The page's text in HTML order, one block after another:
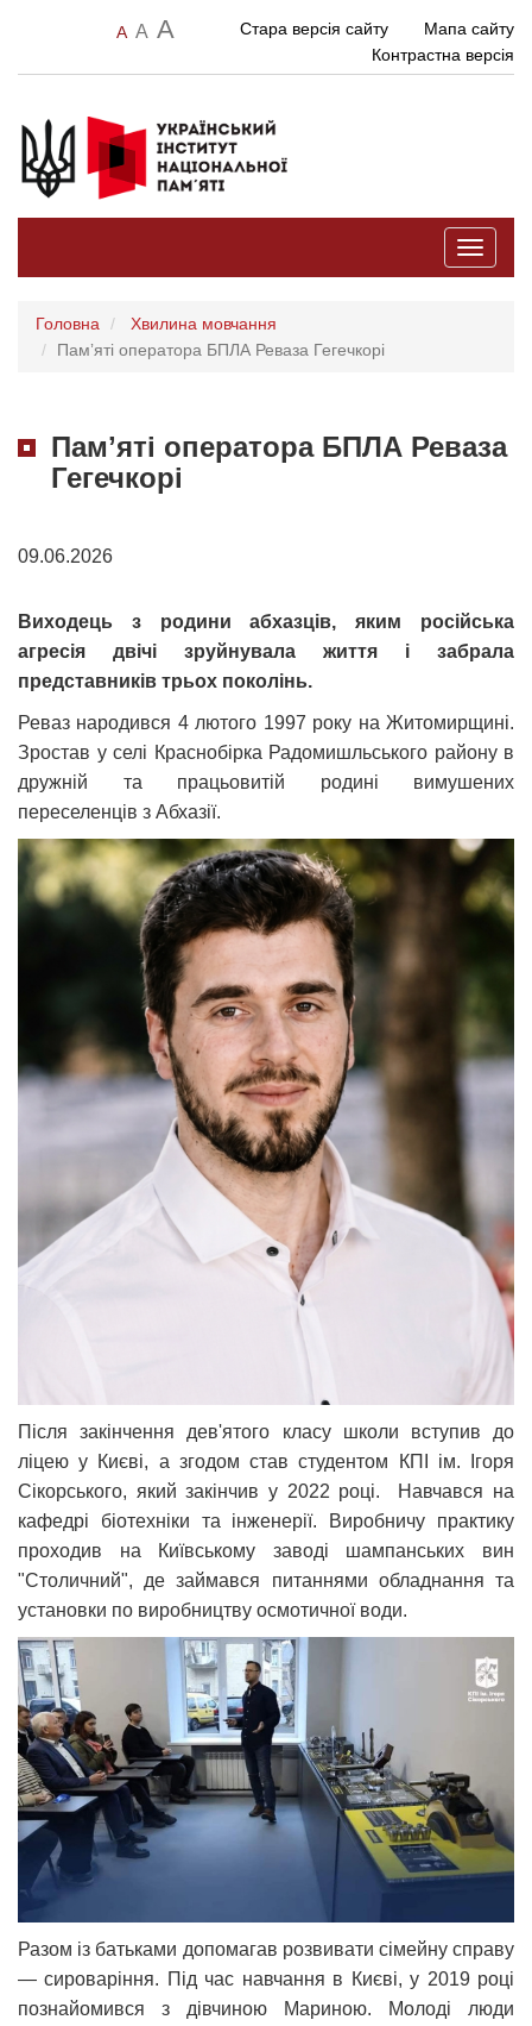
A A A Стара версія сайту
Мапа сайту
Контрастна версія
Toggle
Головна
Хвилина мовчання
Памʼяті оператора БПЛА Реваза Гегечкорі
Памʼяті оператора БПЛА Реваза
Гегечкорі
09.06.2026
Виходець з родини абхазців, яким російська
агресія двічі зруйнувала життя і забрала
представників трьох поколінь.
Реваз народився 4 лютого 1997 року на Житомирщині.
Зростав у селі Краснобірка Радомишльського району в
дружній та працьовитій родині вимушених
переселенців з Абхазії.
Після закінчення дев'ятого класу школи вступив до
ліцею у Києві, а згодом став студентом КПІ ім. Ігоря
Сікорського, який закінчив у 2022 році. Навчався на
кафедрі біотехніки та інженерії. Виробничу практику
проходив на Київському заводі шампанських вин
"Столичний", де займався питаннями обладнання та
установки по виробництву осмотичної води.
Разом із батьками допомагав розвивати сімейну справу
— сироваріння. Під час навчання в Києві, у 2019 році
познайомився з дівчиною Мариною. Молоді люди